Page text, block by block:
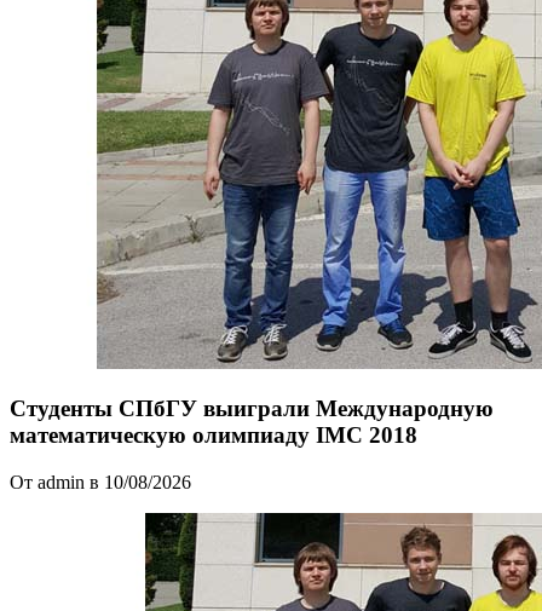
Студенты СПбГУ выиграли Международную
математическую олимпиаду IMC 2018
От admin в 10/08/2026